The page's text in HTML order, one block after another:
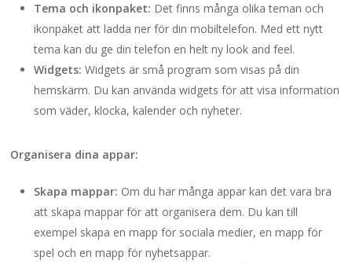
Tema och ikonpaket: Det finns många olika teman och
ikonpaket att ladda ner för din mobiltelefon. Med ett nytt
tema kan du ge din telefon en helt ny look and feel.
Widgets: Widgets är små program som visas på din
hemskärm. Du kan använda widgets för att visa information
som väder, klocka, kalender och nyheter.
Organisera dina appar:
Skapa mappar: Om du har många appar kan det vara bra
att skapa mappar för att organisera dem. Du kan till
exempel skapa en mapp för sociala medier, en mapp för
spel och en mapp för nyhetsappar.